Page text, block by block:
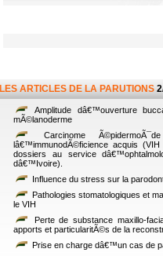
LES ARTICLES DE LA PARUTIONS
Amplitude dâ€™ouverture
mÃ©lanoderme
Carcinome
lâ€™immunodÃ©ficience acquis
dossiers au service
dâ€™Ivoire).
Influence du stress sur la
Pathologies stomatologiques et
le VIH
Perte de substance maxillo-
apports et particularitÃ©s de la
Prise en charge dâ€™un cas de